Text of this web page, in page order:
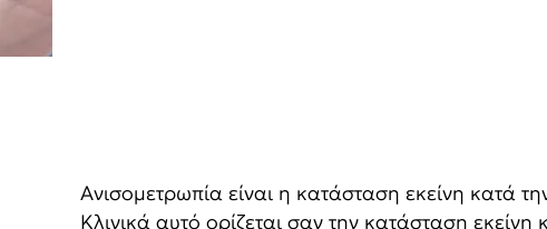
Aνισομετρωπία είναι η κατάσταση εκείνη κατά
Κλινικά αυτό ορίζεται σαν την κατάσταση